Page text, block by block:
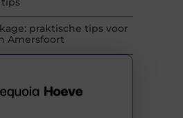
praktische tips voor
Amersfoort